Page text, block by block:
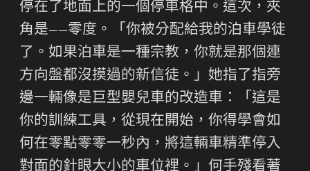
停在了地面上的一個停車格中。這次，夾
角是——零度。「你被分配給我的泊車學徒
了。如果泊車是一種宗教，你就是那個連
方向盤都沒摸過的新信徒。」她指了指旁
邊一輛像是巨型嬰兒車的改造車：「這是
你的訓練工具，從現在開始，你得學會如
何在零點零零一秒內，將這輛車精準停入
對面的針眼大小的車位裡。」何手殘看著